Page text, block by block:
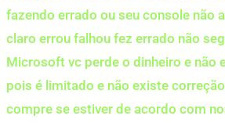
fazendo errado ou seu console não
claro errou falhou fez errado não
Microsoft vc perde o dinheiro e não
pois é limitado e não existe
compre se estiver de acordo com